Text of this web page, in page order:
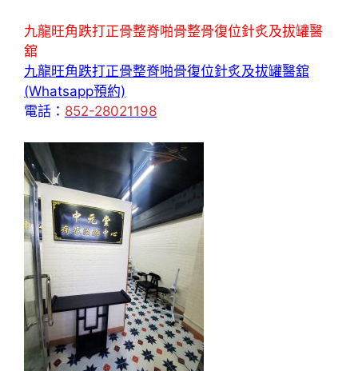
九龍旺角跌打正骨整脊啪骨整骨復位針炙及拔罐醫
舘
九龍旺角跌打正骨整脊啪骨復位針炙及拔罐醫舘
(Whatsapp預約)
電話： 852-28021198